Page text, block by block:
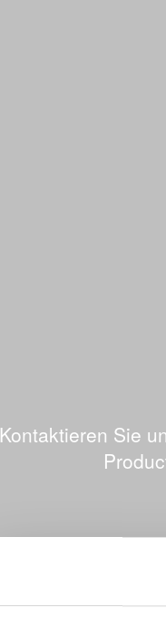
Kontaktieren Sie